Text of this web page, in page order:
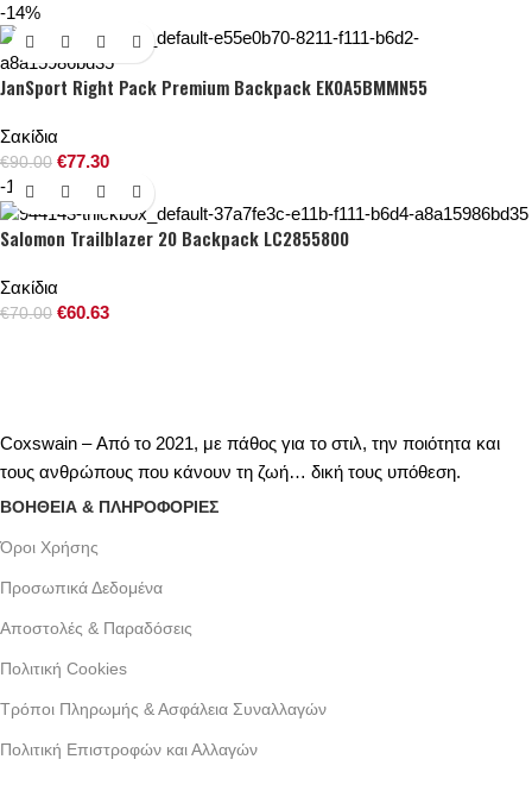
-14%
JanSport Right Pack Premium Backpack EK0A5BMMN55
Σακίδια
€90.00 €77.30
-13%
Salomon Trailblazer 20 Backpack LC2855800
Σακίδια
€70.00 €60.63
Coxswain – Από το 2021, με πάθος για το στιλ, την ποιότητα και
τους ανθρώπους που κάνουν τη ζωή… δική τους υπόθεση.
ΒΟΗΘΕΙΑ & ΠΛΗΡΟΦΟΡΙΕΣ
Όροι Xρήσης
Προσωπικά Δεδομένα
Αποστολές & Παραδόσεις
Πολιτική Cookies
Τρόποι Πληρωμής & Ασφάλεια Συναλλαγών
Πολιτική Επιστροφών και Αλλαγών